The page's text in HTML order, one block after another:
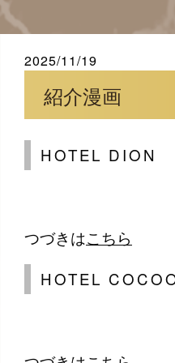
2025/11/19
紹介漫画
HOTEL DION
つづきはこちら
HOTEL